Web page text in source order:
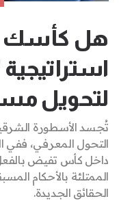
هل كأسك
لتحويل
تُجسد الأسطورة
التحول المعرفي، ففي
داخل كأس تفيض
الممتلئة بالأحكام
الحقائق الجديدة.